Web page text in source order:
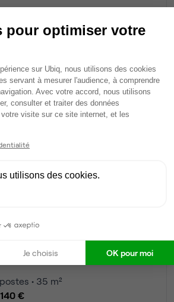
postes • 150 m²
455 €
privé• 1er étage
postes • 70 m²
€
Dispo
privé• 1er étage
postes • 35 m²
€
pour optimiser votre
Gestion du
sur Ubiq, nous utilisons des cookies
servant à mesurer l'audience, à comprendre
Avec votre accord, nous utilisons
consulter et traiter des données
visite sur ce site internet, et les
utilisons des cookies.
Je choisis OK pour moi